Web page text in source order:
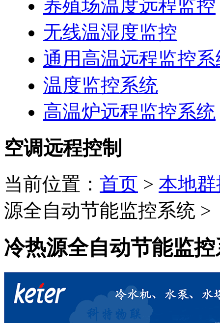
养殖场温度远程监控
无线温湿度监控
通用高温远程监控系
温度监控系统
高温炉远程监控系统
空调远程控制
当前位置： 首页 > 本地
源全自动节能监控系统 >
冷热源全自动节能监